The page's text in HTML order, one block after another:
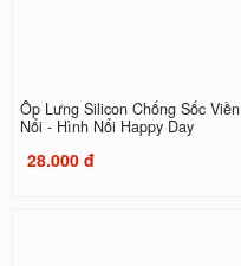
Ốp Lưng Silicon Chống Sốc Viền
Nổi - Hình Nổi Happy Day
28.000 đ